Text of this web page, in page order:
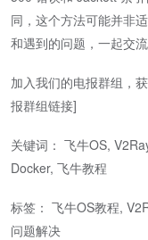
同，这个方法可能并非
和遇到的问题，一起交流
加入我们的电报群组，
报群组链接]
关键词： 飞牛OS,
Docker, 飞牛教程
标签： 飞牛OS教程,
问题解决